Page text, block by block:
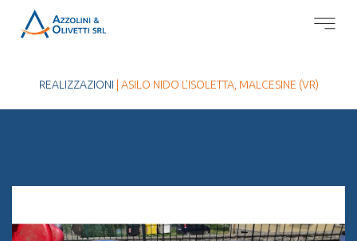
REALIZZAZIONI | ASILO NIDO L'ISOLETTA, MALCESINE (VR)